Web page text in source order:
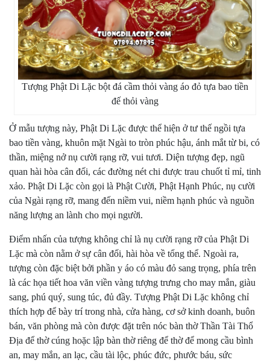
Tượng Phật Di Lặc bột đá cầm thỏi vàng áo đỏ tựa bao tiền
đế thỏi vàng
Ở mẫu tượng này, Phật Di Lặc được thể hiện ở tư thế ngồi tựa
bao tiền vàng, khuôn mặt Ngài to tròn phúc hậu, ánh mắt từ bi, có
thần, miệng nở nụ cười rạng rỡ, vui tươi. Diện tượng đẹp, ngũ
quan hài hòa cân đối, các đường nét chi được trau chuốt tỉ mỉ, tinh
xảo. Phật Di Lặc còn gọi là Phật Cười, Phật Hạnh Phúc, nụ cười
của Ngài rạng rỡ, mang đến niềm vui, niềm hạnh phúc và nguồn
năng lượng an lành cho mọi người.
Điểm nhấn của tượng không chỉ là nụ cười rạng rỡ của Phật Di
Lặc mà còn nằm ở sự cân đối, hài hòa về tổng thể. Ngoài ra,
tượng còn đặc biệt bởi phần y áo có màu đỏ sang trọng, phía trên
là các họa tiết hoa văn viền vàng tượng trưng cho may mắn, giàu
sang, phú quý, sung túc, đủ đầy. Tượng Phật Di Lặc không chỉ
thích hợp để bày trí trong nhà, cửa hàng, cơ sở kinh doanh, buôn
bán, văn phòng mà còn được đặt trên nóc bàn thờ Thần Tài Thổ
Địa để thờ cúng hoặc lập bàn thờ riêng để thờ để mong cầu bình
an, may mắn, an lạc, cầu tài lộc, phúc đức, phước báu, sức